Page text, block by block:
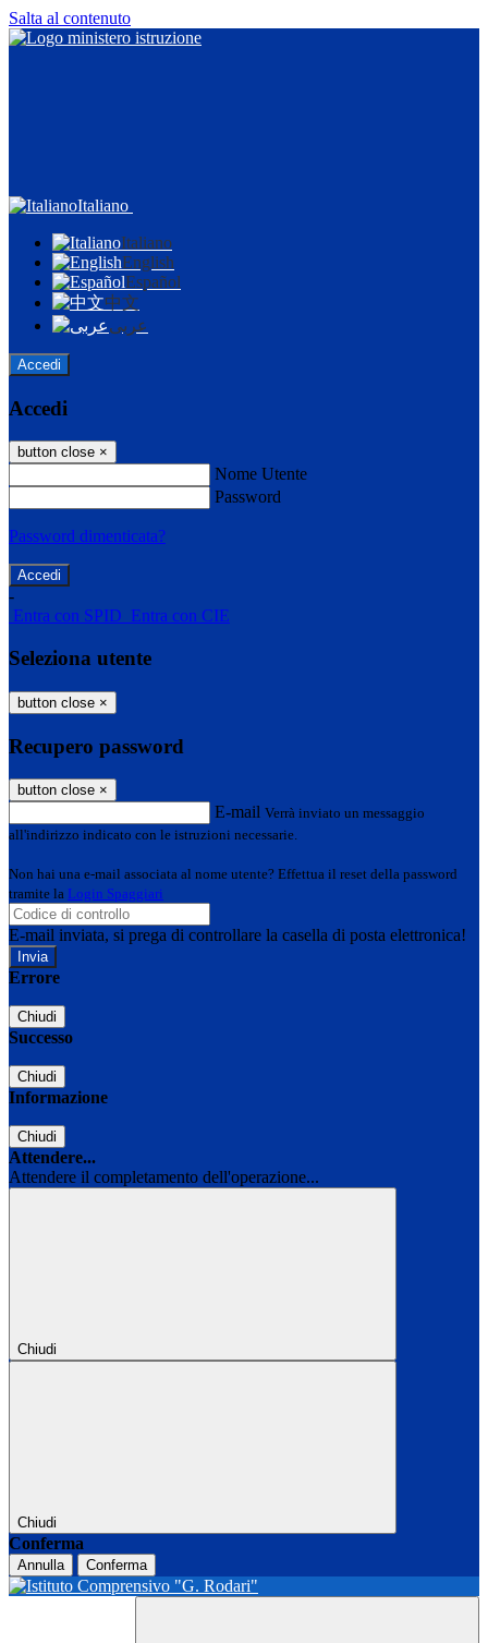
Salta al contenuto
Italiano
Italiano
English
Español
中文
عربى
Accedi
Accedi
button close ×
Nome Utente
Password
Password dimenticata?
-
Entra con SPID Entra con CIE
Seleziona utente
button close ×
Recupero password
button close ×
E-mail Verrà inviato un messaggio
all'indirizzo indicato con le istruzioni necessarie.
Non hai una e-mail associata al nome utente? Effettua il reset della password
tramite la Login Spaggiari
E-mail inviata, si prega di controllare la casella di posta elettronica!
Errore
Chiudi
Successo
Chiudi
Informazione
Chiudi
Attendere...
Attendere il completamento dell'operazione...
Chiudi
Chiudi
Conferma
Annulla Conferma